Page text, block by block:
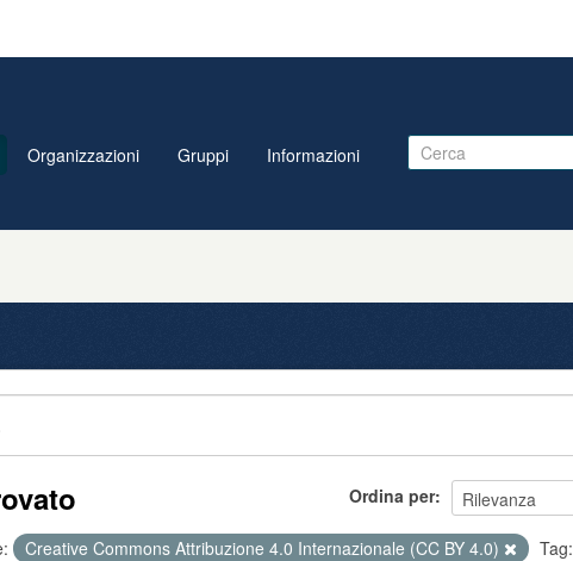
Organizzazioni Gruppi Informazioni
Ordina per
Creative Commons Attribuzione 4.0 Internazionale (CC BY 4.0)
Tag: